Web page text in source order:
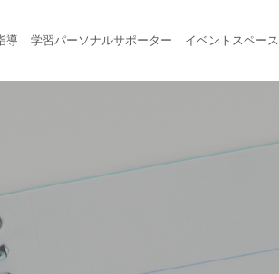
導 学習パーソナルサポーター イベントスペース